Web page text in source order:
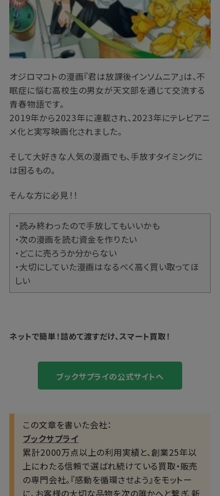
オジロマコトの漫画『君は放課後インソムニア』は、不
眠症に悩む高校生の男女が天文部を通じて交流する
青春物語です。
2019年から2023年に連載され、2023年にテレビアニ
メ化と実写映画化されました。
そして大好きな人気の漫画でも、手放すタイミングに
は困るもの。
そんな方に必見！！
・読み終わったので手放してもいいかも
・次の漫画を読む資金を作りたい
・どこに売ろうか分からない
・大切にしていた漫画はなるべく高く買い取ってほ
しい
ネットで簡単！詰めて渡すだけ、スマート買取！
ブックサプライの公式サイトへ
この文章を書いた会社：
ブックサプライ
累計2000万点以上の利用実績と、創業25年以
上にわたる信頼で選ばれ続けている買取・販売
の専門会社。『感動を循環させよう』をモットー
に、お客様の大切な品物を次の誰かへと繋ぎ、新